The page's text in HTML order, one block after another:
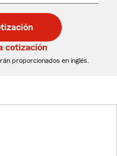
cotización
proporcionados en inglés.